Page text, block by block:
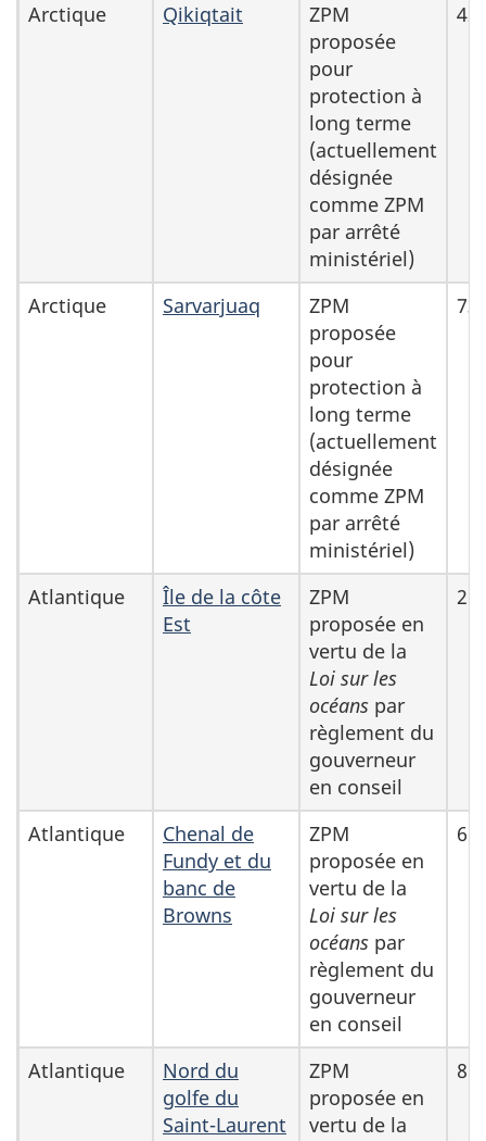
Arctique Qikiqtait
ZPM
proposée
pour
protection à
long terme
(actuellement
désignée
comme ZPM
par arrêté
ministériel)
42
Arctique Sarvarjuaq
ZPM
proposée
pour
protection à
long terme
(actuellement
désignée
comme ZPM
par arrêté
ministériel)
73
Atlantique
Île de la côte
Est
ZPM
proposée en
vertu de la
Loi sur les
océans par
règlement du
gouverneur
en conseil
2
Atlantique
Chenal de
Fundy et du
banc de
Browns
ZPM
proposée en
vertu de la
Loi sur les
océans par
règlement du
gouverneur
en conseil
6
Atlantique
Nord du
golfe du
Saint-Laurent
ZPM
proposée en
vertu de la
8